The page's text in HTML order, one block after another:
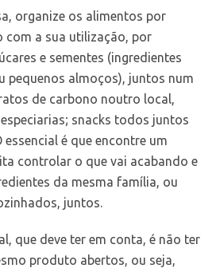
organize os alimentos por
com a sua utilização, por
e sementes (ingredientes
pequenos almoços), juntos num
de carbono noutro local,
snacks todos juntos
essencial é que encontre um
controlar o que vai acabando e
da mesma família, ou
juntos.
que deve ter em conta, é não ter
produto abertos, ou seja,